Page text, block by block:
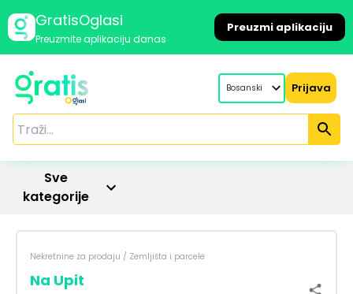
GratisOglasi
Preuzmite aplikaciju danas
Preuzmi aplikaciju
Bosanski Prijava
Sve
kategorije
Nekretnine za prodaju / Zemljišta i parcele
Na Upit